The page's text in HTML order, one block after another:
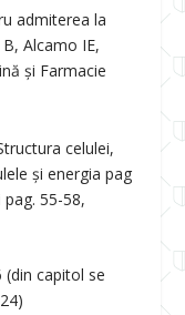
admiterea la
Alcamo IE,
și Farmacie
celulei,
și energia pag
55-58,
(din capitol se